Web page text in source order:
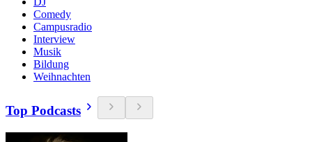
Comedy
Campusradio
Interview
Musik
Bildung
Weihnachten
Top Podcasts